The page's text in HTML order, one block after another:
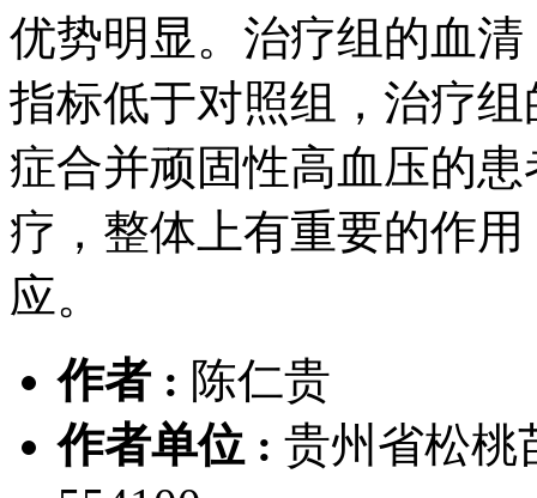
优势明显。治疗组的血
指标低于对照组，治疗
症合并顽固性高血压的
疗，整体上有重要的作
应。
作者 : 陈仁贵
作者单位 : 贵州省松桃